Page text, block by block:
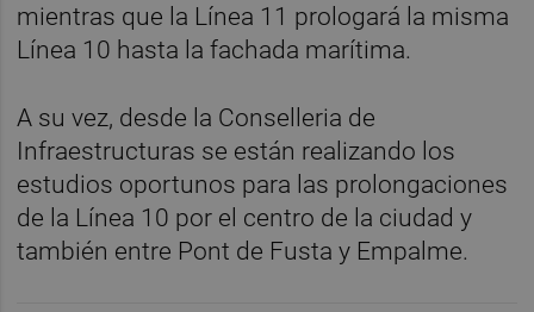
mientras que la Línea 11 prologará la misma
Línea 10 hasta la fachada marítima.
A su vez, desde la Conselleria de
Infraestructuras se están realizando los
estudios oportunos para las prolongaciones
de la Línea 10 por el centro de la ciudad y
también entre Pont de Fusta y Empalme.